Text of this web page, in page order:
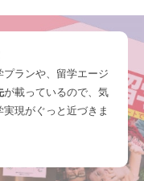
ランや、留学エージ
が載っているので、気
現がぐっと近づきま